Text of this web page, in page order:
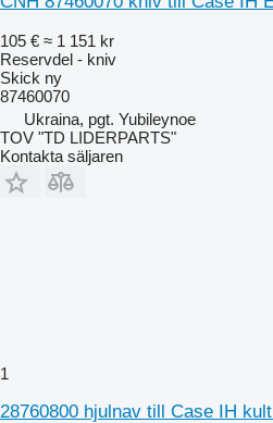
105 € ≈ 1 151 kr
Reservdel - kniv
Skick ny
87460070
Ukraina, pgt. Yubileynoe
TOV "TD LIDERPARTS"
Kontakta säljaren
1
28760800 hjulnav till Case IH